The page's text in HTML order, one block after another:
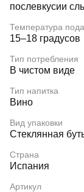
послевкусии
Температура
15–18 градусов
Тип потребления
В чистом виде
Тип напитка
Вино
Вид упаковки
Стеклянная
Страна
Испания
Артикул